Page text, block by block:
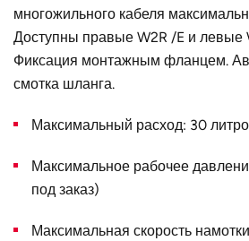
Конструктивное
исполнение
для двух
Наружный
диаметр D, мм
Страна
многожильного кабеля
Доступны правые W2R /E и левые
Фиксация монтажным фланцем.
смотка шланга.
Максимальный расход: 30
Максимальное рабочее
под заказ)
Максимальная скорость